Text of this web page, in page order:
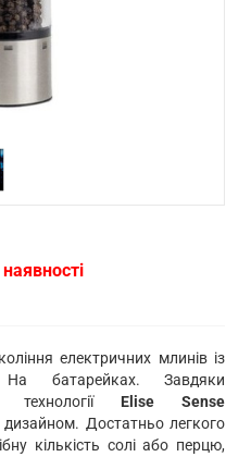
електричних млинів із
батарейках. Завдяки
технології Elise Sense
дизайном. Достатньо легкого
кількість солі або перцю,